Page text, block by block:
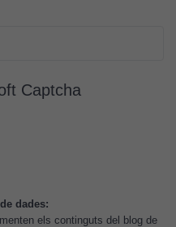
Captcha
dades:
els continguts del blog de
perquè el
d'anàlisi